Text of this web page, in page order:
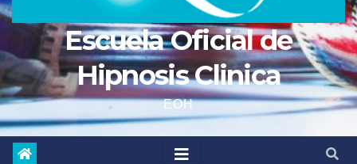
Escuela Oficial de
Hipnosis Clinica
EOH